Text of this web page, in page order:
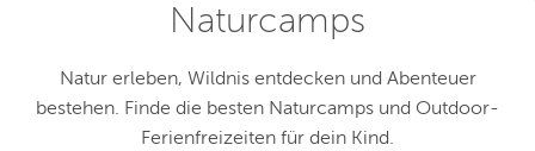
HANNOVER
DRESDEN
WIEN
ZÜRICH
Naturcamps
Natur erleben, Wildnis entdecken und Abenteuer
bestehen. Finde die besten Naturcamps und Outdoor-
Ferienfreizeiten für dein Kind.